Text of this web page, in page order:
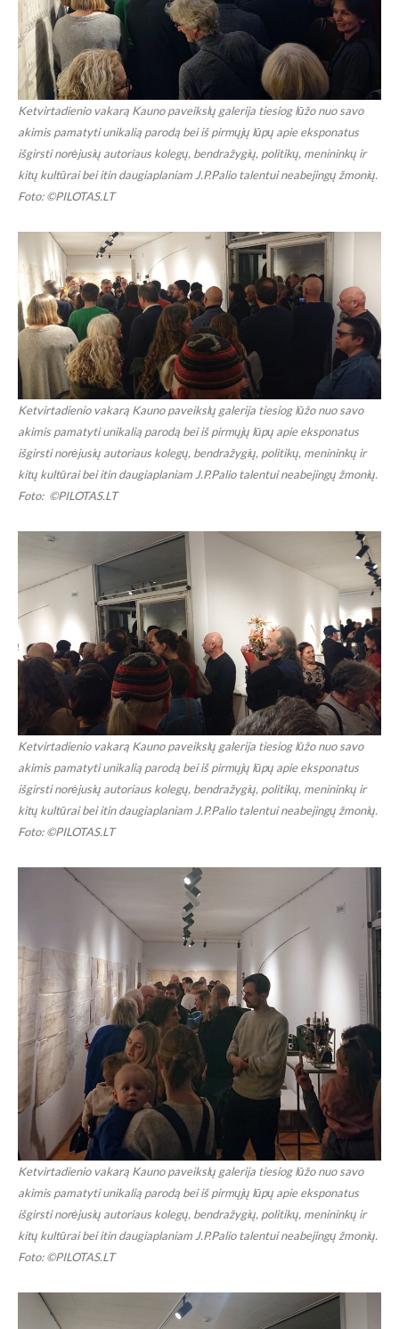
Ketvirtadienio vakarą Kauno paveikslų galerija tiesiog lūžo nuo savo
akimis pamatyti unikalią parodą bei iš pirmųjų lūpų apie eksponatus
išgirsti norėjusių autoriaus kolegų, bendražygių, politikų, menininkų ir
kitų kultūrai bei itin daugiaplaniam J.P.Palio talentui neabejingų žmonių.
Foto: ©PILOTAS.LT
Ketvirtadienio vakarą Kauno paveikslų galerija tiesiog lūžo nuo savo
akimis pamatyti unikalią parodą bei iš pirmųjų lūpų apie eksponatus
išgirsti norėjusių autoriaus kolegų, bendražygių, politikų, menininkų ir
kitų kultūrai bei itin daugiaplaniam J.P.Palio talentui neabejingų žmonių.
Foto: ©PILOTAS.LT
Ketvirtadienio vakarą Kauno paveikslų galerija tiesiog lūžo nuo savo
akimis pamatyti unikalią parodą bei iš pirmųjų lūpų apie eksponatus
išgirsti norėjusių autoriaus kolegų, bendražygių, politikų, menininkų ir
kitų kultūrai bei itin daugiaplaniam J.P.Palio talentui neabejingų žmonių.
Foto: ©PILOTAS.LT
Ketvirtadienio vakarą Kauno paveikslų galerija tiesiog lūžo nuo savo
akimis pamatyti unikalią parodą bei iš pirmųjų lūpų apie eksponatus
išgirsti norėjusių autoriaus kolegų, bendražygių, politikų, menininkų ir
kitų kultūrai bei itin daugiaplaniam J.P.Palio talentui neabejingų žmonių.
Foto: ©PILOTAS.LT